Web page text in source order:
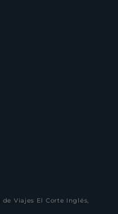
Viajes El Corte Inglés,